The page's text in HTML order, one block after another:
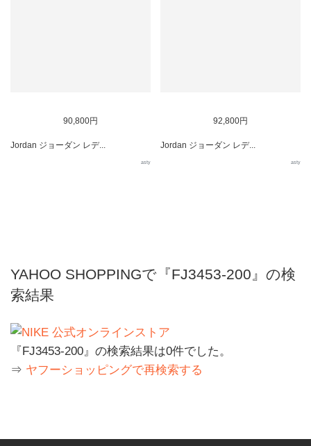
90,800円
Jordan ジョーダン レデ...
asty
92,800円
Jordan ジョーダン レデ...
asty
YAHOO SHOPPINGで『FJ3453-200』の検
索結果
『FJ3453-200』の検索結果は0件でした。
⇒ ヤフーショッピングで再検索する